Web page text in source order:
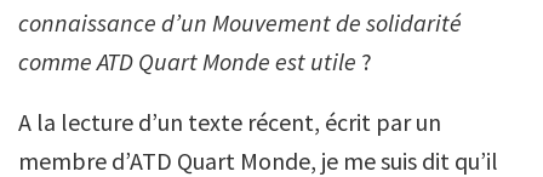
connaissance d’un Mouvement de solidarité
comme ATD Quart Monde est utile ?
A la lecture d’un texte récent, écrit par un
membre d’ATD Quart Monde, je me suis dit qu’il